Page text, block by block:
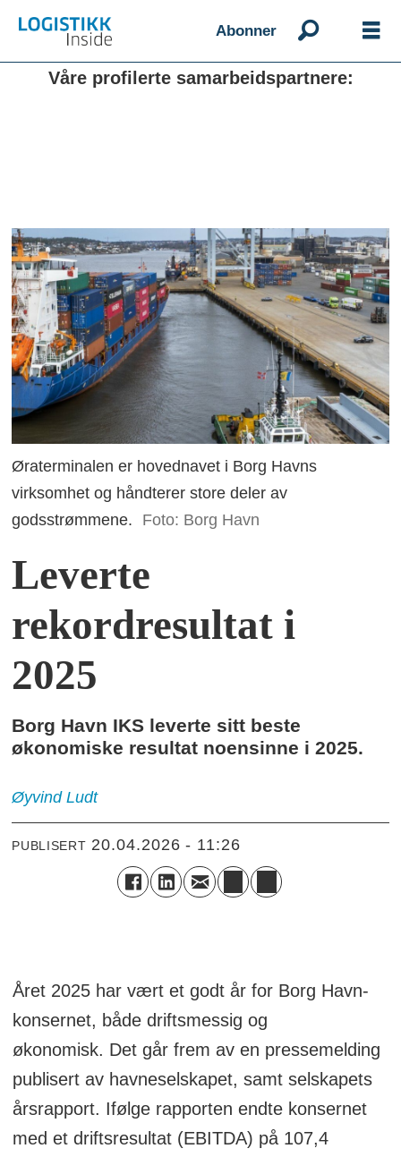
Abonner
Våre profilerte samarbeidspartnere:
Øraterminalen er hovednavet i Borg Havns
virksomhet og håndterer store deler av
godsstrømmene.
Foto: Borg Havn
Leverte
rekordresultat i
2025
Borg Havn IKS leverte sitt beste
økonomiske resultat noensinne i 2025.
Øyvind Ludt
PUBLISERT 20.04.2026 - 11:26
Året 2025 har vært et godt år for Borg Havn-
konsernet, både driftsmessig og
økonomisk. Det går frem av en pressemelding
publisert av havneselskapet, samt selskapets
årsrapport. Ifølge rapporten endte konsernet
med et driftsresultat (EBITDA) på 107,4